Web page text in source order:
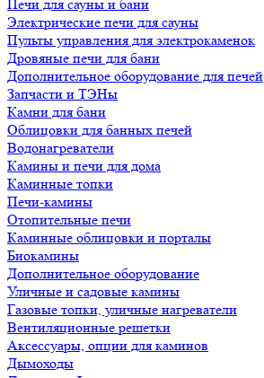
Печи для сауны и бани
Электрические печи для сауны
Пульты управления для электрокаменок
Дровяные печи для бани
Дополнительное оборудование для печей
Запчасти и ТЭНы
Камни для бани
Облицовки для банных печей
Водонагреватели
Камины и печи для дома
Каминные топки
Печи-камины
Отопительные печи
Каминные облицовки и порталы
Биокамины
Дополнительное оборудование
Уличные и садовые камины
Газовые топки, уличные нагреватели
Вентиляционные решетки
Аксессуары, опции для каминов
Дымоходы